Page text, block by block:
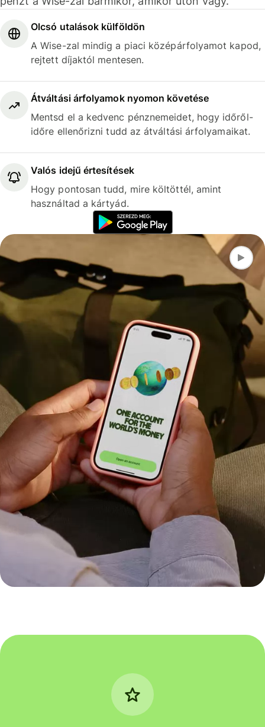
Olcsó utalások külföldön
A Wise-zal mindig a piaci középárfolyamot kapod,
rejtett díjaktól mentesen.
Átváltási árfolyamok nyomon követése
Mentsd el a kedvenc pénznemeidet, hogy időről-
időre ellenőrizni tudd az átváltási árfolyamaikat.
Valós idejű értesítések
Hogy pontosan tudd, mire költöttél, amint
használtad a kártyád.